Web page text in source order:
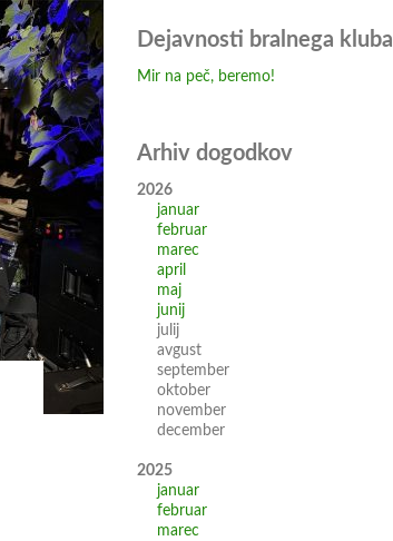
Dejavnosti bralnega kluba
Mir na peč, beremo!
Arhiv dogodkov
2026
januar
februar
marec
april
maj
junij
julij
avgust
september
oktober
november
december
2025
januar
februar
marec